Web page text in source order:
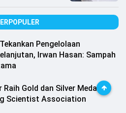
Pengelolaan
Irwan Hasan: Sampah
Gold dan Silver Medal
Scientist Association